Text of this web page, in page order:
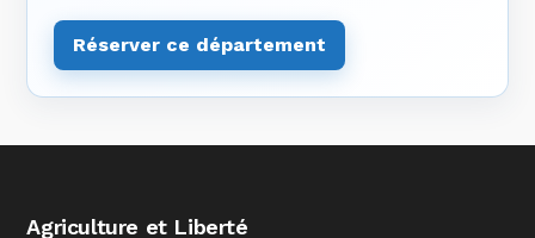
Réserver ce département
Agriculture et Liberté